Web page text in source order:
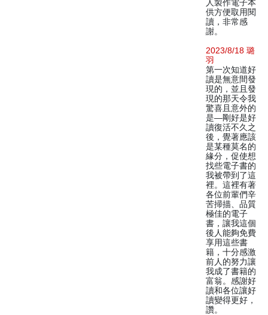
人製作電子本
供方便取用閱
讀，非常感
謝。
2023/8/18 璐
羽
第一次知道好
讀是無意間發
現的，並且發
現的那天令我
驚喜且意外的
是—剛好是好
讀復活不久之
後，覺著應該
是某種莫名的
緣分，促使想
找些電子書的
我被帶到了這
裡。這裡有著
各位前輩們辛
苦掃描、品質
極佳的電子
書，讓我這個
後人能夠免費
享用這些書
籍，十分感激
前人的努力讓
我成了書籍的
富翁。感謝好
讀和各位讓好
讀變得更好，
讚。